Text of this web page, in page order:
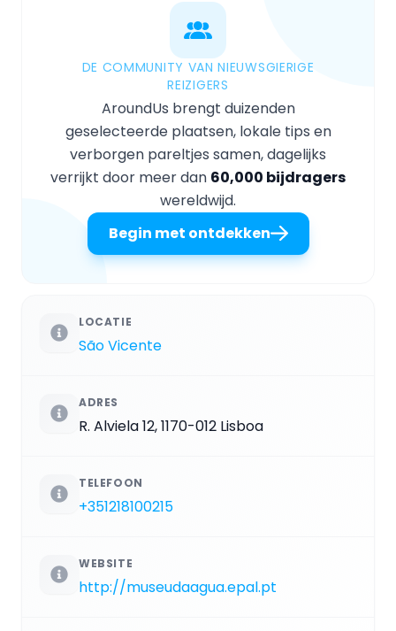
DE COMMUNITY VAN NIEUWSGIERIGE
REIZIGERS
AroundUs brengt duizenden
geselecteerde plaatsen, lokale tips en
verborgen pareltjes samen, dagelijks
verrijkt door meer dan 60,000 bijdragers
wereldwijd.
Begin met ontdekken
LOCATIE
São Vicente
ADRES
R. Alviela 12, 1170-012 Lisboa
TELEFOON
+351218100215
WEBSITE
http://museudaagua.epal.pt